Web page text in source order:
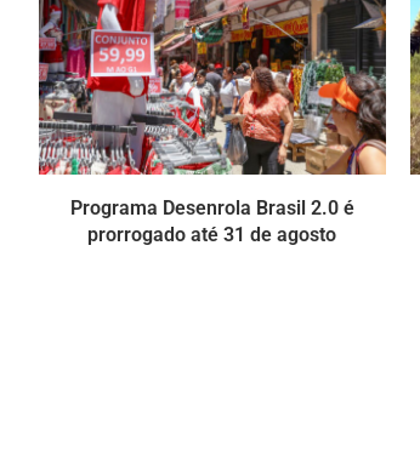
Programa Desenrola Brasil 2.0 é
prorrogado até 31 de agosto